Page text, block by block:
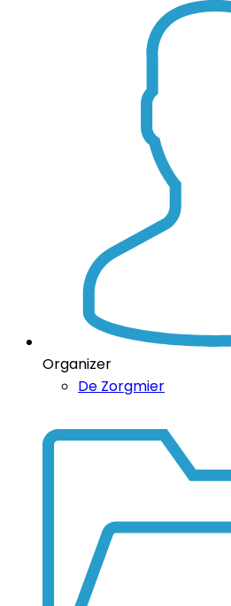
Organizer
De Zorgmier